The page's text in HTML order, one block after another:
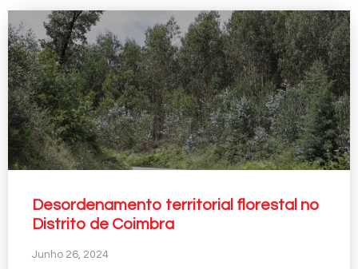
Desordenamento territorial florestal no
Distrito de Coimbra
Junho 26, 2024